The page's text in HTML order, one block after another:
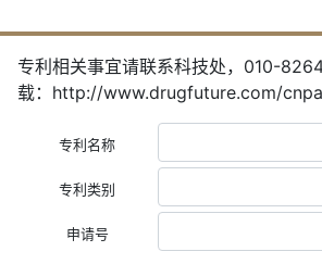
专利相关事宜请联系科技处，010-
载：http://www.drugfuture.com/
专利名称
专利类别
申请号